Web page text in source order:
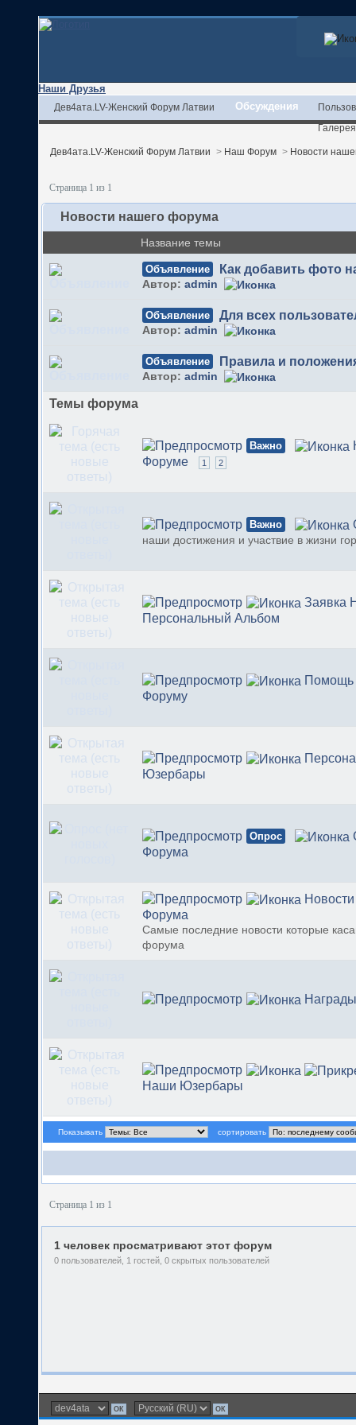
Наши Друзья
Дев4ата.LV-Женский Форум Латвии Обсуждения
Галерея
Дев4ата.LV-Женский Форум Латвии > Наш Форум > Новости
Страница 1 из 1
Новости нашего форума
Название темы
Объявление Как добавить фото
Автор: admin
Объявление Для всех
Автор: admin
Объявление Правила и
Автор: admin
Темы форума
Важно
Форуме
1 2
Важно
наши достижения и участвие в жизни
Заявка
Персональный Альбом
Форуму
Юзербары
Опрос
Форума
Форума
Самые последние новости которые
форума
Наши Юзербары
Показывать сортировать
Страница 1 из 1
1 человек просматривают этот форум
0 пользователей, 1 гостей, 0 скрытых пользователей